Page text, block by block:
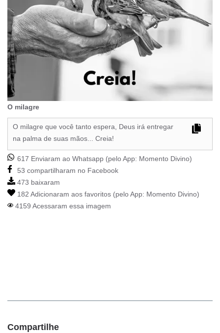
O milagre
O milagre que você tanto espera, Deus irá entregar
na palma de suas mãos... Creia!
617 Enviaram ao Whatsapp (pelo App: Momento Divino)
53 compartilharam no Facebook
473 baixaram
182 Adicionaram aos favoritos (pelo App: Momento Divino)
4159 Acessaram essa imagem
Compartilhe